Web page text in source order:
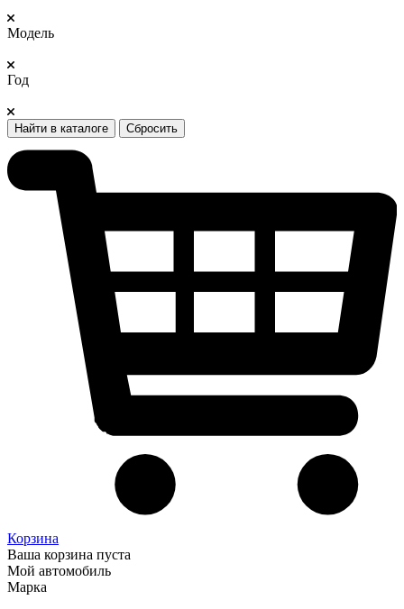
Модель
Год
Найти в каталоге Сбросить
Корзина
Ваша корзина пуста
Мой автомобиль
Марка